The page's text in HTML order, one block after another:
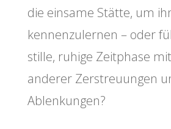
die einsame Stätte, um
kennenzulernen – oder
stille, ruhige Zeitphase
anderer Zerstreuungen
Ablenkungen?